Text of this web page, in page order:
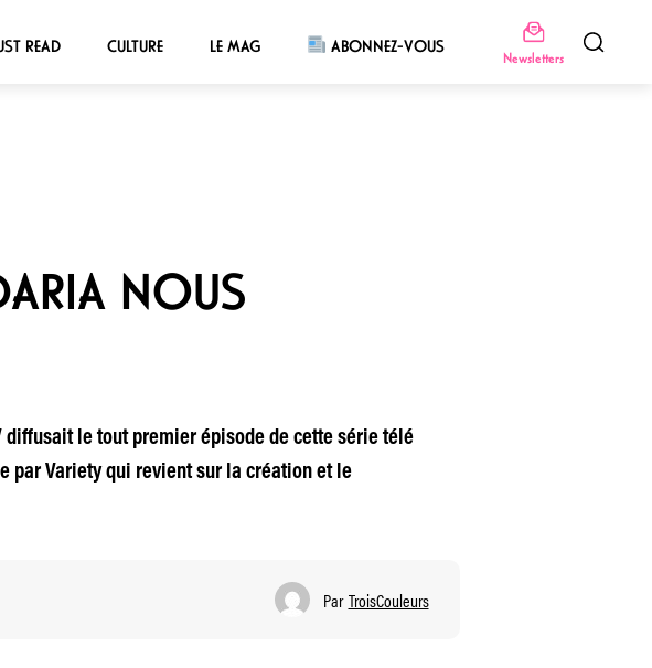
READ CULTURE LE MAG ABONNEZ-VOUS
Newsletters
NOUS
diffusait le tout premier épisode de cette série télé
par Variety qui revient sur la création et le
Par TroisCouleurs